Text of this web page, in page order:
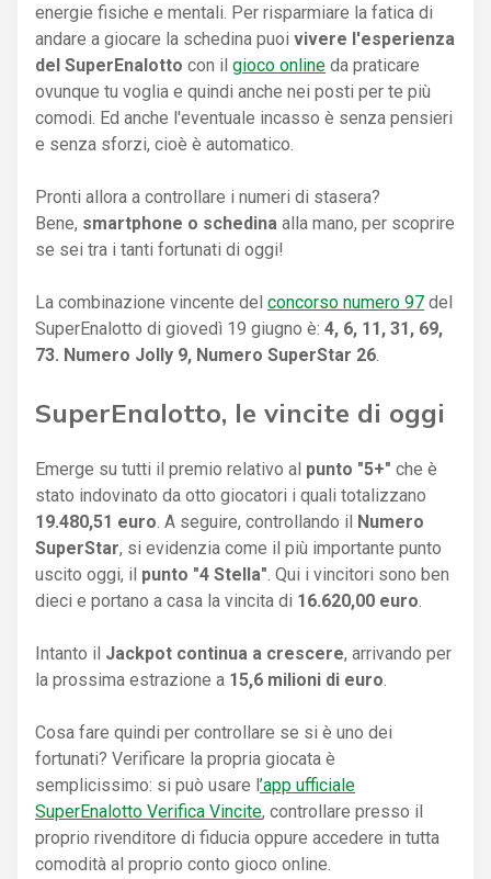
energie fisiche e mentali. Per risparmiare la fatica di
andare a giocare la schedina puoi vivere l'esperienza
del SuperEnalotto con il gioco online da praticare
ovunque tu voglia e quindi anche nei posti per te più
comodi. Ed anche l'eventuale incasso è senza pensieri
e senza sforzi, cioè è automatico.
Pronti allora a controllare i numeri di stasera?
Bene, smartphone o schedina alla mano, per scoprire
se sei tra i tanti fortunati di oggi!
La combinazione vincente del concorso numero 97 del
SuperEnalotto di giovedì 19 giugno è: 4, 6, 11, 31, 69,
73. Numero Jolly 9, Numero SuperStar 26
SuperEnalotto, le vincite di oggi
Emerge su tutti il premio relativo al punto "5+" che è
stato indovinato da otto giocatori i quali totalizzano
19.480,51 euro . A seguire, controllando il Numero
SuperStar, si evidenzia come il più importante punto
uscito oggi, il punto "4 Stella" . Qui i vincitori sono ben
dieci e portano a casa la vincita di 16.620,00 euro
Intanto il Jackpot continua a crescere, arrivando per
la prossima estrazione a 15,6 milioni di euro
Cosa fare quindi per controllare se si è uno dei
fortunati? Verificare la propria giocata è
semplicissimo: si può usare l’app ufficiale
SuperEnalotto Verifica Vincite, controllare presso il
proprio rivenditore di fiducia oppure accedere in tutta
comodità al proprio conto gioco online.